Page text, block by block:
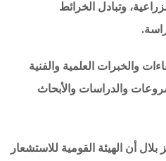
وتبادل الخرائط
والخبرات العلمية والفنية
والدراسات والأبحاث
بلال أن الهيئة القومية للاستشعار